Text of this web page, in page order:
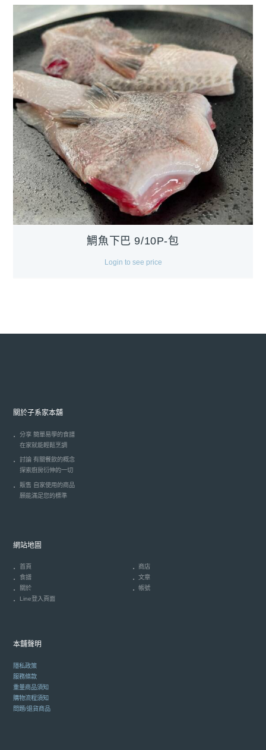
鯛魚下巴 9/10P-包
Login to see price
關於子系家本舖
分享 簡單易學的食譜
在家就能輕鬆烹調
討論 有關餐飲的概念
探索廚房衍伸的一切
販售 自家使用的商品
願能滿足您的標準
網站地圖
首頁
商店
食譜
文章
關於
帳號
Line登入頁面
本舖聲明
隱私政策
服務條款
重量商品須知
購物流程須知
問題/退貨商品